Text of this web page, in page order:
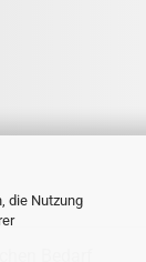
die Nutzung